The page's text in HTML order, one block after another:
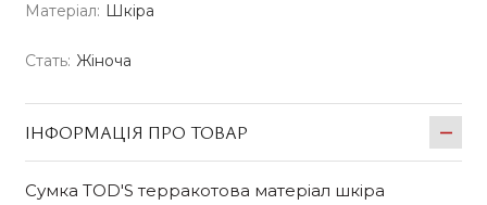
Матеріал: Шкіра
Стать: Жіноча
ІНФОРМАЦІЯ ПРО ТОВАР
Сумка TOD'S терракотова матеріал шкіра